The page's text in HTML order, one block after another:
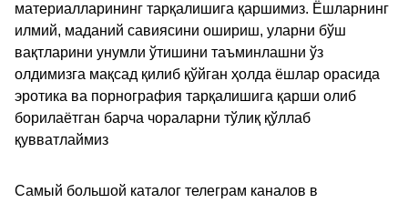
материалларининг тарқалишига қаршимиз. Ёшларнинг
илмий, маданий савиясини ошириш, уларни бўш
вақтларини унумли ўтишини таъминлашни ўз
олдимизга мақсад қилиб қўйган ҳолда ёшлар орасида
эротика ва порнография тарқалишига қарши олиб
борилаётган барча чораларни тўлиқ қўллаб
қувватлаймиз
Самый большой каталог телеграм каналов в